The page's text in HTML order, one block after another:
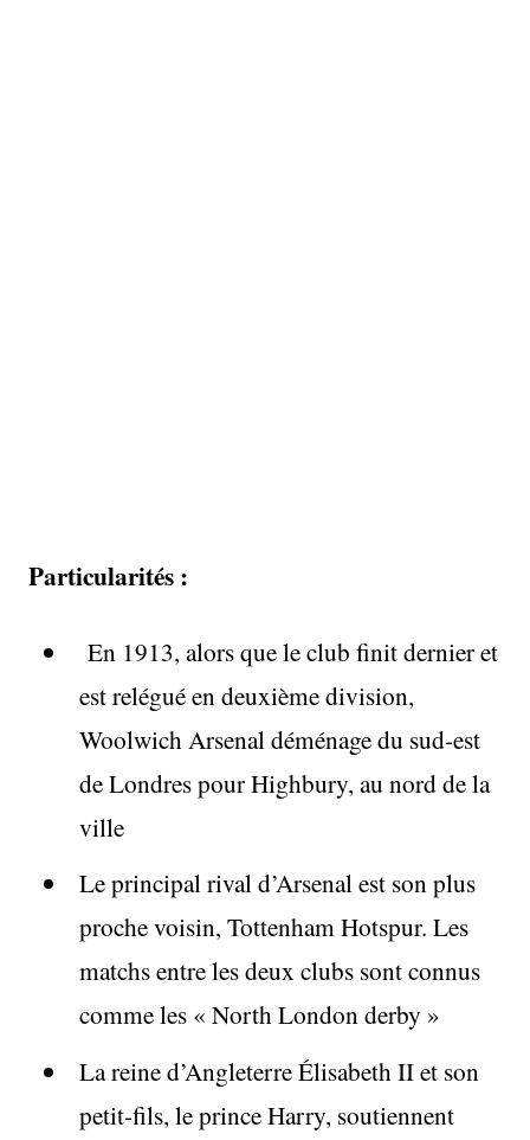
Particularités :
En 1913, alors que le club finit dernier et
est relégué en deuxième division,
Woolwich Arsenal déménage du sud-est
de Londres pour Highbury, au nord de la
ville
Le principal rival d’Arsenal est son plus
proche voisin, Tottenham Hotspur. Les
matchs entre les deux clubs sont connus
comme les « North London derby »
La reine d’Angleterre Élisabeth II et son
petit-fils, le prince Harry, soutiennent